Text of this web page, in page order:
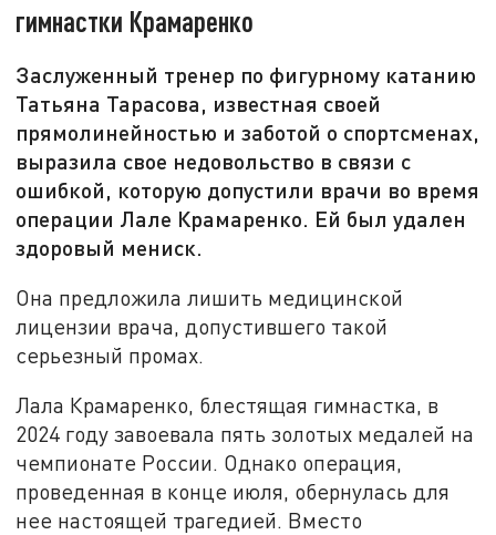
гимнастки Крамаренко
Заслуженный тренер по фигурному катанию
Татьяна Тарасова, известная своей
прямолинейностью и заботой о спортсменах,
выразила свое недовольство в связи с
ошибкой, которую допустили врачи во время
операции Лале Крамаренко. Ей был удален
здоровый мениск.
Она предложила лишить медицинской
лицензии врача, допустившего такой
серьезный промах.
Лала Крамаренко, блестящая гимнастка, в
2024 году завоевала пять золотых медалей на
чемпионате России. Однако операция,
проведенная в конце июля, обернулась для
нее настоящей трагедией. Вместо